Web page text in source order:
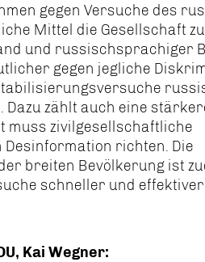
gegen Versuche des
Mittel die Gesellschaft
und russischsprachiger
gegen jegliche
zählt auch eine
muss zivilgesellschaftliche
Desinformation richten. Die
breiten Bevölkerung ist
schneller und
Kai Wegner: